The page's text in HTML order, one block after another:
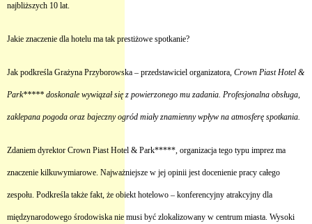
najbliższych 10 lat.
Jakie znaczenie dla hotelu ma tak prestiżowe spotkanie?
Jak podkreśla Grażyna Przyborowska – przedstawiciel organizatora, Crown Piast Hotel &
Park***** doskonale wywiązał się z powierzonego mu zadania. Profesjonalna obsługa,
zaklepana pogoda oraz bajeczny ogród miały znamienny wpływ na atmosferę spotkania.
Zdaniem dyrektor Crown Piast Hotel & Park*****, organizacja tego typu imprez ma
znaczenie kilkuwymiarowe. Najważniejsze w jej opinii jest docenienie pracy całego
zespołu. Podkreśla także fakt, że obiekt hotelowo – konferencyjny atrakcyjny dla
międzynarodowego środowiska nie musi być zlokalizowany w centrum miasta. Wysoki